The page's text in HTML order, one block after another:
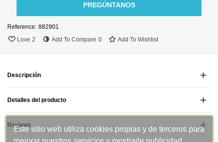
PREGÚNTANOS
Reference: 882901
Love 2 Add To Compare 0 Add To Wishlist
Descripción
Detalles del producto
Reviews
Este sitio web utiliza cookies propias y de terceros para